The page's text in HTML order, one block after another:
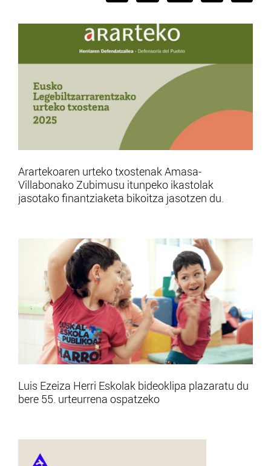
Arartekoaren urteko txostenak Amasa-
Villabonako Zubimusu itunpeko ikastolak
jasotako finantziaketa bikoitza jasotzen du.
Luis Ezeiza Herri Eskolak bideoklipa plazaratu du
bere 55. urteurrena ospatzeko